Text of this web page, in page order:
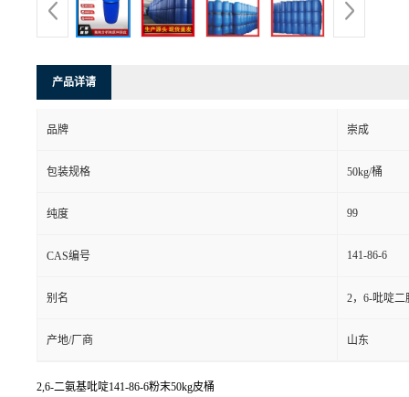
产品详请
品牌 崇成
包装规格 50kg/桶
纯度 99
CAS编号 141-86-6
别名 2，6-吡啶二
产地/厂商 山东
2,6-二氨基吡啶141-86-6粉末50kg皮桶